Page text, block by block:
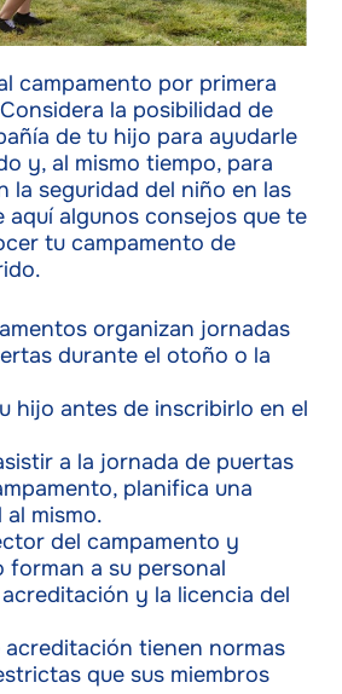
campamento por primera
la posibilidad de
de tu hijo para ayudarle
y, al mismo tiempo, para
la seguridad del niño en las
aquí algunos consejos que te
tu campamento de
organizan jornadas
durante el otoño o la
hijo antes de inscribirlo en el
a la jornada de puertas
planifica una
mismo.
del campamento y
forman a su personal
y la licencia del
acreditación tienen normas
que sus miembros